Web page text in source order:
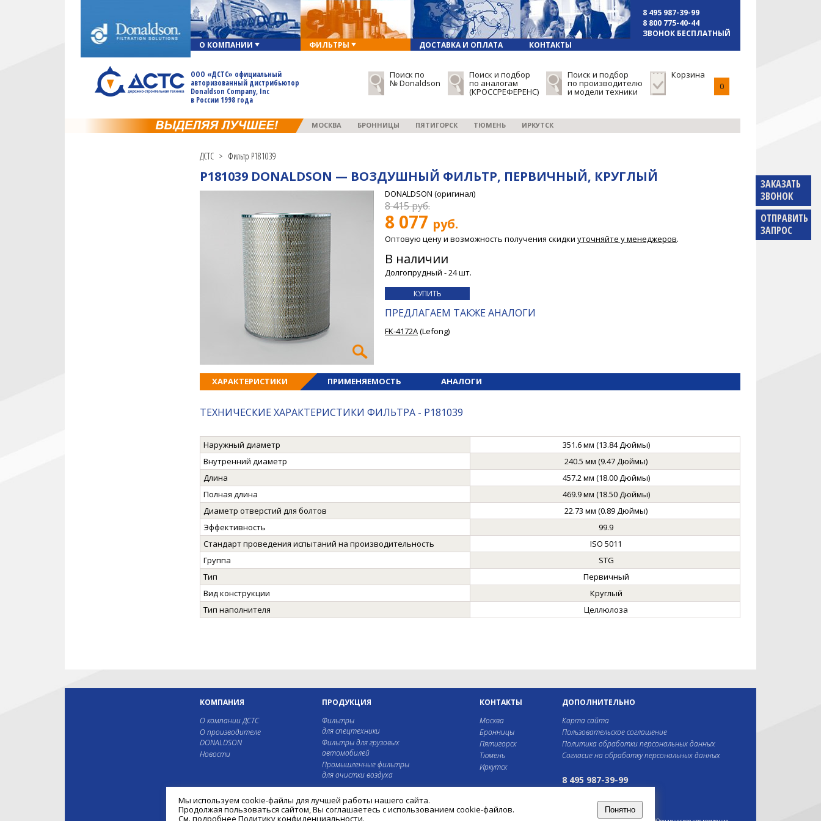
О КОМПАНИИ ФИЛЬТРЫ ДОСТАВКА И ОПЛАТА КОНТАКТЫ
8 495 987-39-99
8 800 775-40-44
ЗВОНОК БЕСПЛАТНЫЙ
ООО «ДСТС» официальный
авторизованный дистрибьютор
Donaldson Company, Inc
в России 1998 года
Поиск по
№ Donaldson
Поиск и подбор
по аналогам
(КРОССРЕФЕРЕНС)
Поиск и подбор
по производителю
и модели техники
Корзина
0
МОСКВА БРОННИЦЫ ПЯТИГОРСК ТЮМЕНЬ ИРКУТСК
ЗАКАЗАТЬ
ЗВОНОК
ОТПРАВИТЬ
ЗАПРОС
ДСТС > Фильтр P181039
P181039 DONALDSON — ВОЗДУШНЫЙ ФИЛЬТР, ПЕРВИЧНЫЙ, КРУГЛЫЙ
DONALDSON (оригинал)
8 415руб.
8 077 руб.
Оптовую цену и возможность получения скидки уточняйте у менеджеров.
В наличии
Долгопрудный - 24 шт.
КУПИТЬ
ПРЕДЛАГАЕМ ТАКЖЕ АНАЛОГИ
FK-4172A(Lefong)
ХАРАКТЕРИСТИКИ ПРИМЕНЯЕМОСТЬ АНАЛОГИ
ТЕХНИЧЕСКИЕ ХАРАКТЕРИСТИКИ ФИЛЬТРА - P181039
Наружный диаметр
351.6 мм (13.84 Дюймы)
Внутренний диаметр
240.5 мм (9.47 Дюймы)
Длина
457.2 мм (18.00 Дюймы)
Полная длина
469.9 мм (18.50 Дюймы)
Диаметр отверстий для болтов
22.73 мм (0.89 Дюймы)
Эффективность
99.9
Стандарт проведения испытаний на производительность
ISO 5011
Группа
STG
Тип
Первичный
Вид конструкции
Круглый
Тип наполнителя
Целлюлоза
КОМПАНИЯ
О компании ДСТС
О производителе
DONALDSON
Новости
ПРОДУКЦИЯ
Фильтры
для спецтехники
Фильтры для грузовых
автомобилей
Промышленные фильтры
для очистки воздуха
КОНТАКТЫ
Москва
Бронницы
Пятигорск
Тюмень
Иркутск
ДОПОЛНИТЕЛЬНО
Карта сайта
Пользовательское соглашение
Политика обработки персональных данных
Согласие на обработку персональных данных
8 495 987-39-99
Мы используем cookie-файлы для лучшей работы нашего сайта.
Продолжая пользоваться сайтом, Вы соглашаетесь с использованием cookie-файлов.
См. подробнее Политику конфиденциальности.
Понятно